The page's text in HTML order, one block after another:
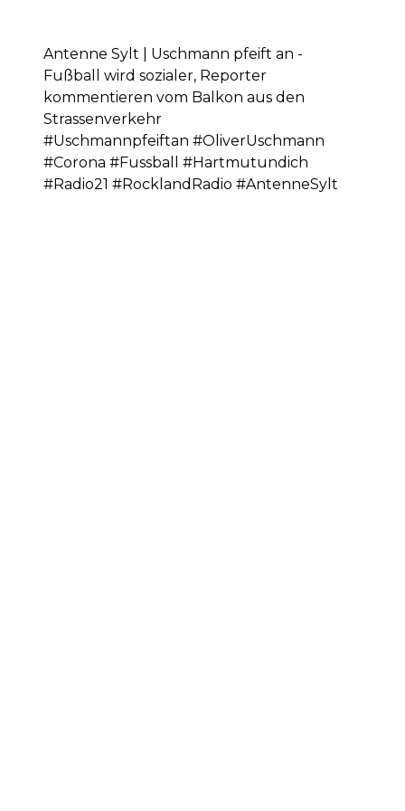
Antenne Sylt | Uschmann pfeift an -
Fußball wird sozialer, Reporter
kommentieren vom Balkon aus den
Strassenverkehr
#Uschmannpfeiftan #OliverUschmann
#Corona #Fussball #Hartmutundich
#Radio21 #RocklandRadio #AntenneSylt